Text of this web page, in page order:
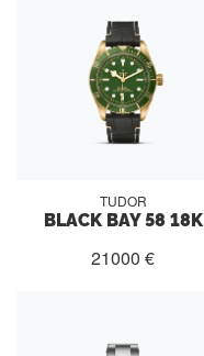
TUDOR
BLACK BAY 58 18K
21000 €